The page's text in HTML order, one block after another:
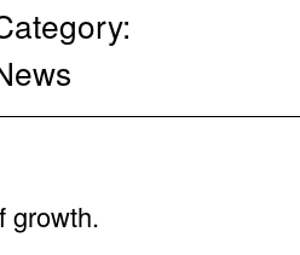
growth.